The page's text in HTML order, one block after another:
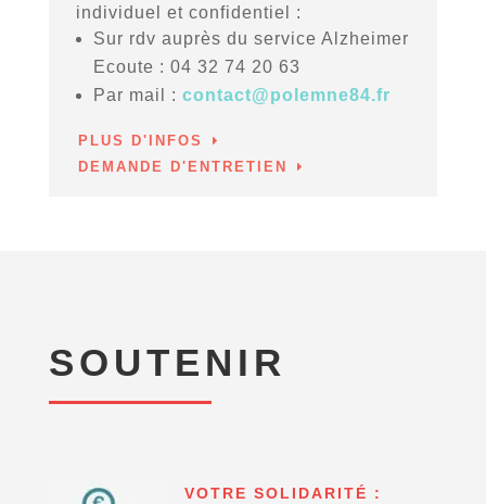
individuel et confidentiel :
Sur rdv auprès du service Alzheimer
Ecoute : 04 32 74 20 63
Par mail : contact@polemne84.fr
PLUS D'INFOS
DEMANDE D'ENTRETIEN
SOUTENIR
VOTRE SOLIDARITÉ :